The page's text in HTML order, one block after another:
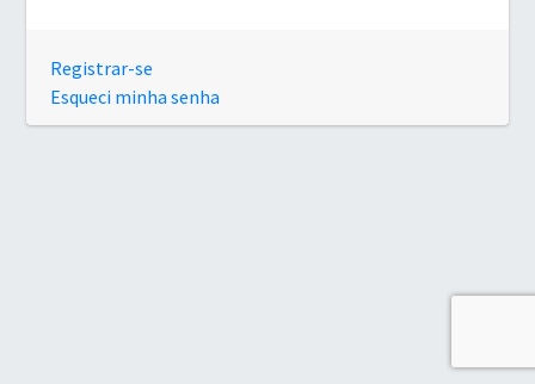
Registrar-se
Esqueci minha senha